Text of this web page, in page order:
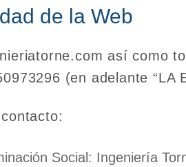
de la Web
así como
(en adelante “LA
Social: Ingeniería